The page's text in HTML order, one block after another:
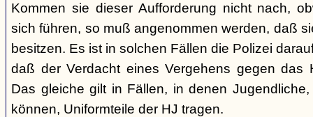
Kommen sie dieser Aufforderung nicht nach,
sich führen, so muß angenommen werden, daß
besitzen. Es ist in solchen Fällen die Polizei
daß der Verdacht eines Vergehens gegen das
Das gleiche gilt in Fällen, in denen
können, Uniformteile der HJ tragen.